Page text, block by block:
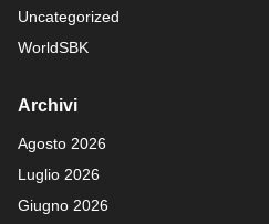
Uncategorized
WorldSBK
Archivi
Agosto 2026
Luglio 2026
Giugno 2026